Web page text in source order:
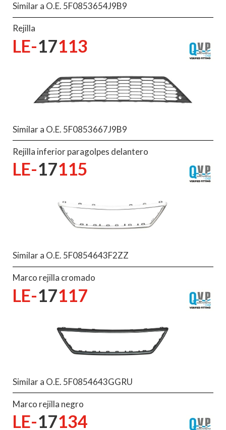
Similar a O.E. 5F0853654J9B9
Rejilla
LE-17113
Similar a O.E. 5F0853667J9B9
Rejilla inferior paragolpes delantero
LE-17115
Similar a O.E. 5F0854643F2ZZ
Marco rejilla cromado
LE-17117
Similar a O.E. 5F0854643GGRU
Marco rejilla negro
LE-17134